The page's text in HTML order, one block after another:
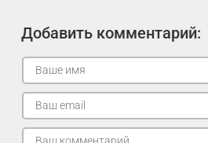
Добавить комментарий: